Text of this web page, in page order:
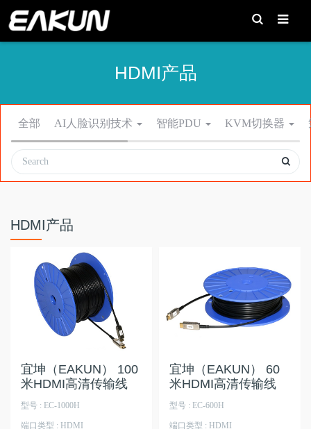
T
o
g
r
h
HDMI产品
全部 AI人脸识别技术 智能PDU KVM切换器
HDMI产品
宜坤（EAKUN） 100
米HDMI高清传输线
型号 : EC-1000H
端口类型 : HDMI
宜坤（EAKUN） 60
米HDMI高清传输线
型号 : EC-600H
端口类型 : HDMI